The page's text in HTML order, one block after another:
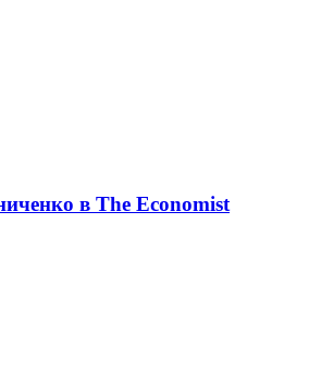
в The Economist